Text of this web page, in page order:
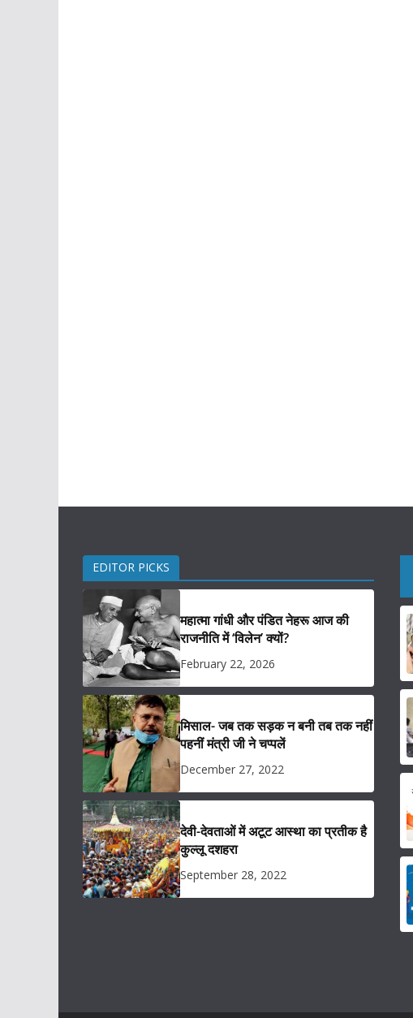
EDITOR PICKS
महात्मा गांधी और पंडित नेहरू आज की
राजनीति में ‘विलेन’ क्यों?
February 22, 2026
मिसाल- जब तक सड़क न बनी तब तक नहीं
पहनीं मंत्री जी ने चप्पलें
December 27, 2022
देवी-देवताओं में अटूट आस्था का प्रतीक है
कुल्लू दशहरा
September 28, 2022